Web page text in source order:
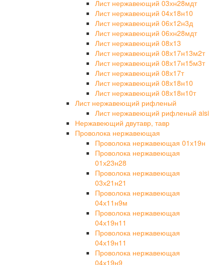
Лист нержавеющий 03хн28мдт
Лист нержавеющий 04х18н10
Лист нержавеющий 06х12н3д
Лист нержавеющий 06хн28мдт
Лист нержавеющий 08х13
Лист нержавеющий 08х17н13м2т
Лист нержавеющий 08х17н15м3т
Лист нержавеющий 08х17т
Лист нержавеющий 08х18н10
Лист нержавеющий 08х18н10т
Лист нержавеющий рифленый
Лист нержавеющий рифленый aisi
Нержавеющий двутавр, тавр
Проволока нержавеющая
Проволока нержавеющая 01х19н
Проволока нержавеющая
01х23н28
Проволока нержавеющая
03х21н21
Проволока нержавеющая
04х11н9м
Проволока нержавеющая
04х19н11
Проволока нержавеющая
04х19н11
Проволока нержавеющая
04х19н9